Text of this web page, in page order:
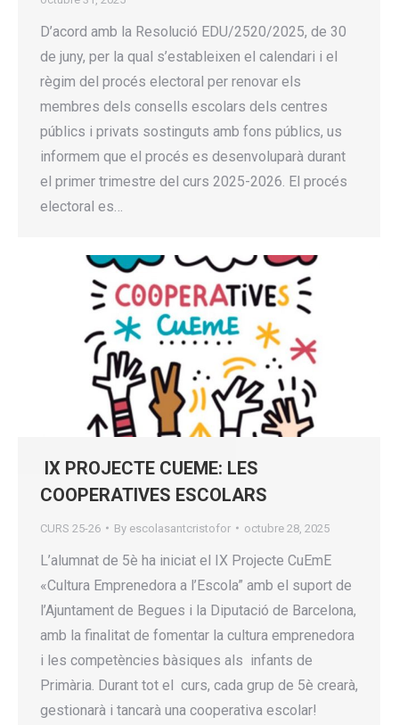
D’acord amb la Resolució EDU/2520/2025, de 30
de juny, per la qual s’estableixen el calendari i el
règim del procés electoral per renovar els
membres dels consells escolars dels centres
públics i privats sostinguts amb fons públics, us
informem que el procés es desenvoluparà durant
el primer trimestre del curs 2025-2026. El procés
electoral es…
IX PROJECTE CUEME: LES
COOPERATIVES ESCOLARS
CURS 25-26 By escolasantcristofor octubre 28, 2025
L’alumnat de 5è ha iniciat el IX Projecte CuEmE
«Cultura Emprenedora a l’Escola” amb el suport de
l’Ajuntament de Begues i la Diputació de Barcelona,
amb la finalitat de fomentar la cultura emprenedora
i les competències bàsiques als infants de
Primària. Durant tot el curs, cada grup de 5è crearà,
gestionarà i tancarà una cooperativa escolar!